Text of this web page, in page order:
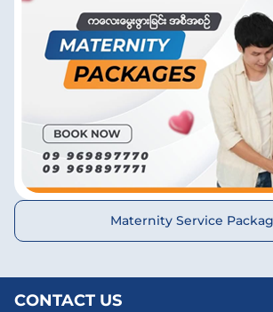
Maternity Service
CONTACT US